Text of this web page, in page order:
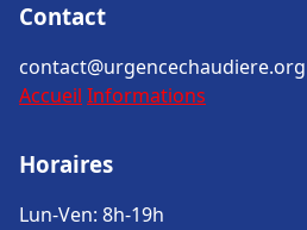
Contact
contact@urgencechaudiere.org
Accueil Informations
Horaires
Lun-Ven: 8h-19h